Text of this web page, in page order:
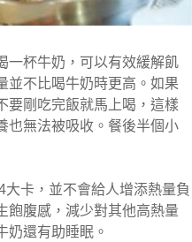
一杯牛奶，可以有效緩解飢
並不比喝牛奶時更高。如果
要剛吃完飯就馬上喝，這樣
也無法被吸收。餐後半個小
卡，並不會給人增添熱量負
飽腹感，減少對其他高熱量
奶還有助睡眠。